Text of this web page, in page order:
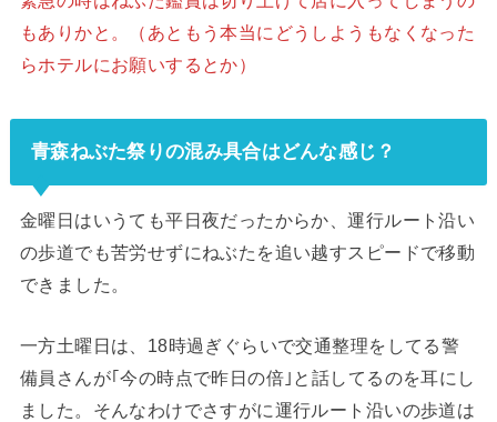
もありかと。（あともう本当にどうしようもなくなった
らホテルにお願いするとか）
青森ねぶた祭りの混み具合はどんな感じ？
金曜日はいうても平日夜だったからか、運行ルート沿い
の歩道でも苦労せずにねぶたを追い越すスピードで移動
できました。
一方土曜日は、18時過ぎぐらいで交通整理をしてる警
備員さんが｢今の時点で昨日の倍｣と話してるのを耳にし
ました。そんなわけでさすがに運行ルート沿いの歩道は